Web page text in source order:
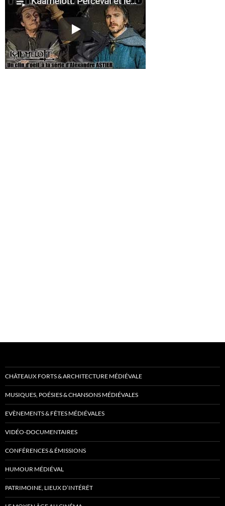
CHÂTEAUX FORTS & ARCHITECTURE MÉDIÉVALE
MUSIQUES, POÉSIES & CHANSONS MÉDIÉVALES
EVÈNEMENTS & FÊTES MÉDIÉVALES
VIDÉO-DOCUMENTAIRES
CONFÉRENCES & ÉMISSIONS
HUMOUR MÉDIÉVAL
PATRIMOINE, LIEUX D’INTÉRÊT